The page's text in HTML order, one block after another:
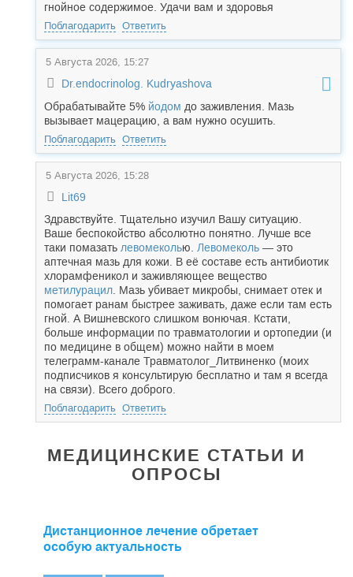
гнойное содержимое. Удачи вам и здоровья
Поблагодарить Ответить
5 Августа 2026, 15:27
Dr.endocrinolog. Kudryashova
Обрабатывайте 5% йодом до заживления. Мазь
вызывает мацерацию, а вам нужно осушить.
Поблагодарить Ответить
5 Августа 2026, 15:28
Lit69
Здравствуйте. Тщательно изучил Вашу ситуацию.
Ваше беспокойство абсолютно понятно. Лучше все
таки помазать левомеколью. Левомеколь — это
аптечная мазь для кожи. В её составе есть антибиотик
хлорамфеникол и заживляющее вещество
метилурацил . Мазь убивает микробы, снимает отек и
помогает ранам быстрее заживать, даже если там есть
гной. А Вишневского слишком вонючая. Кстати,
больше информации по травматологии и ортопедии (и
по медицине в общем) можно найти в моем
телеграмм-канале Травматолог_Литвиненко (моих
подписчиков я консультирую бесплатно и там я всегда
на связи). Всего доброго.
Поблагодарить Ответить
МЕДИЦИНСКИЕ СТАТЬИ И
ОПРОСЫ
Дистанционное лечение обретает
особую актуальность